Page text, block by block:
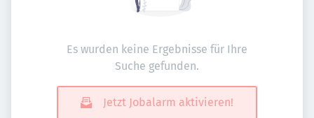
Es wurden keine Ergebnisse für Ihre
Suche gefunden.
Jetzt Jobalarm aktivieren!